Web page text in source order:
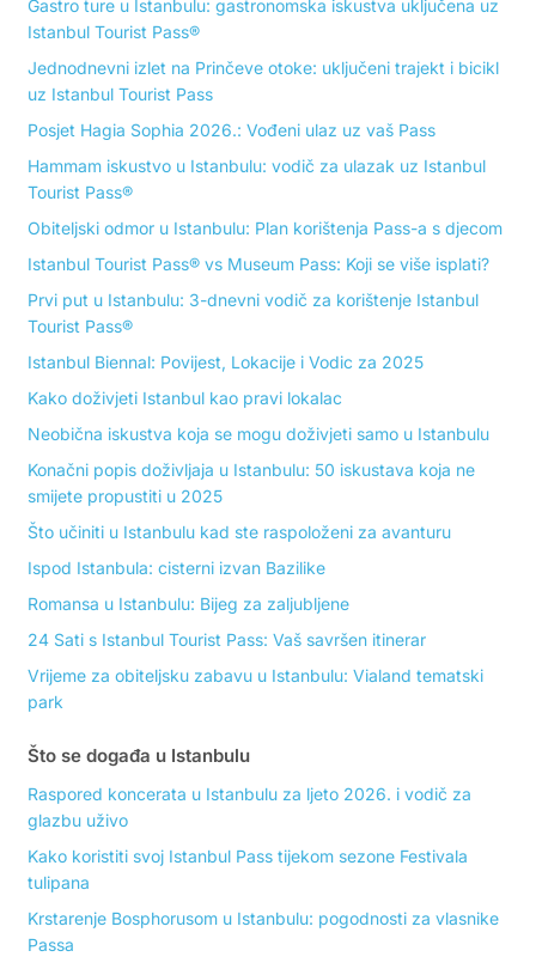
Gastro ture u Istanbulu: gastronomska iskustva uključena uz
Istanbul Tourist Pass®
Jednodnevni izlet na Prinčeve otoke: uključeni trajekt i bicikl
uz Istanbul Tourist Pass
Posjet Hagia Sophia 2026.: Vođeni ulaz uz vaš Pass
Hammam iskustvo u Istanbulu: vodič za ulazak uz Istanbul
Tourist Pass®
Obiteljski odmor u Istanbulu: Plan korištenja Pass-a s djecom
Istanbul Tourist Pass® vs Museum Pass: Koji se više isplati?
Prvi put u Istanbulu: 3-dnevni vodič za korištenje Istanbul
Tourist Pass®
Istanbul Biennal: Povijest, Lokacije i Vodic za 2025
Kako doživjeti Istanbul kao pravi lokalac
Neobična iskustva koja se mogu doživjeti samo u Istanbulu
Konačni popis doživljaja u Istanbulu: 50 iskustava koja ne
smijete propustiti u 2025
Što učiniti u Istanbulu kad ste raspoloženi za avanturu
Ispod Istanbula: cisterni izvan Bazilike
Romansa u Istanbulu: Bijeg za zaljubljene
24 Sati s Istanbul Tourist Pass: Vaš savršen itinerar
Vrijeme za obiteljsku zabavu u Istanbulu: Vialand tematski
park
Što se događa u Istanbulu
Raspored koncerata u Istanbulu za ljeto 2026. i vodič za
glazbu uživo
Kako koristiti svoj Istanbul Pass tijekom sezone Festivala
tulipana
Krstarenje Bosphorusom u Istanbulu: pogodnosti za vlasnike
Passa